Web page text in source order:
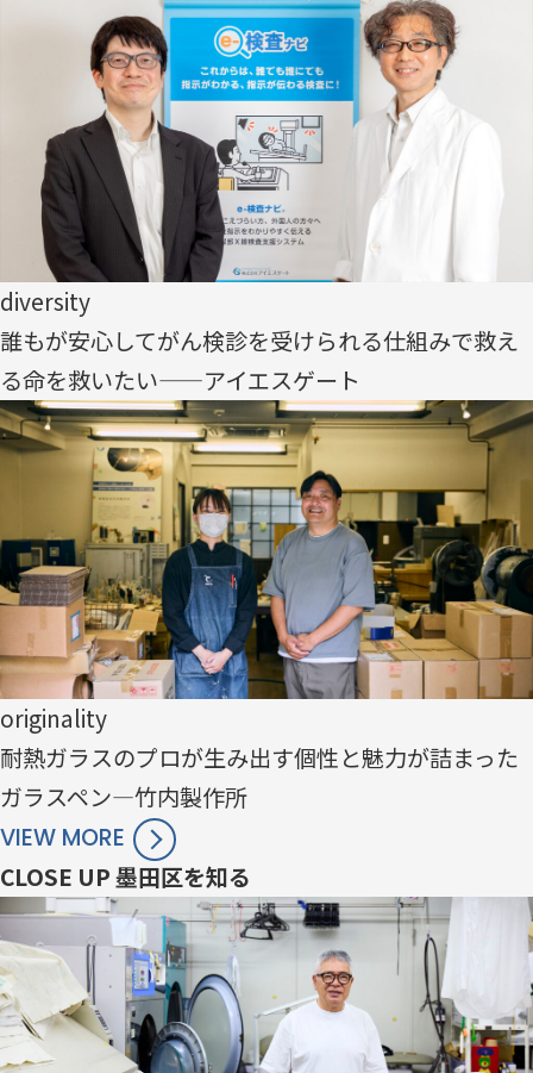
diversity
誰もが安心してがん検診を受けられる仕組みで救え
る命を救いたい——アイエスゲート
originality
耐熱ガラスのプロが生み出す個性と魅力が詰まった
ガラスペン—竹内製作所
VIEW MORE
CLOSE UP墨田区を知る